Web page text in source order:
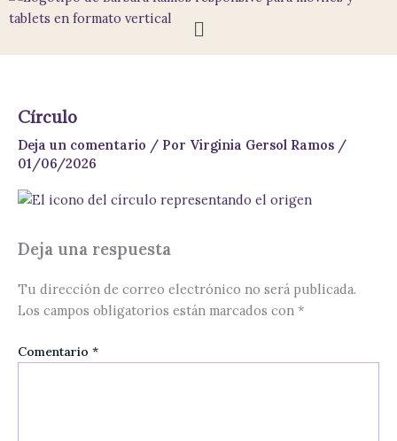
contenido
Menú
Círculo
Deja un comentario / Por Virginia Gersol Ramos /
01/06/2026
Deja una respuesta
Tu dirección de correo electrónico no será publicada.
Los campos obligatorios están marcados con *
Comentario *